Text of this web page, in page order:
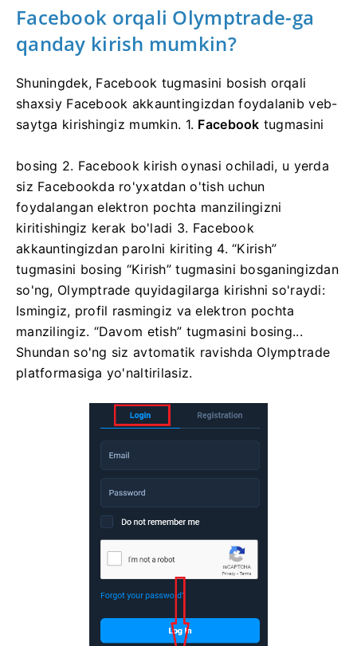
Facebook orqali Olymptrade-ga
qanday kirish mumkin?
Shuningdek, Facebook tugmasini bosish orqali
shaxsiy Facebook akkauntingizdan foydalanib veb-
saytga kirishingiz mumkin. 1. Facebook tugmasini
bosing 2. Facebook kirish oynasi ochiladi, u yerda
siz Facebookda ro'yxatdan o'tish uchun
foydalangan elektron pochta manzilingizni
kiritishingiz kerak bo'ladi 3. Facebook
akkauntingizdan parolni kiriting 4. “Kirish”
tugmasini bosing “Kirish” tugmasini bosganingizdan
so'ng, Olymptrade quyidagilarga kirishni so'raydi:
Ismingiz, profil rasmingiz va elektron pochta
manzilingiz. “Davom etish” tugmasini bosing...
Shundan so'ng siz avtomatik ravishda Olymptrade
platformasiga yo'naltirilasiz.